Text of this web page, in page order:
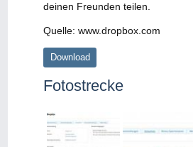
deinen Freunden teilen.
Quelle: www.dropbox.com
Download
Fotostrecke